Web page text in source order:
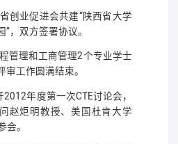
创业促进会共建“陕西省大学
，双方签署协议。
管理和工商管理2个专业学士
审工作圆满结束。
年度第一次CTE讨论会，
赵炬明教授、美国杜肯大学
会。